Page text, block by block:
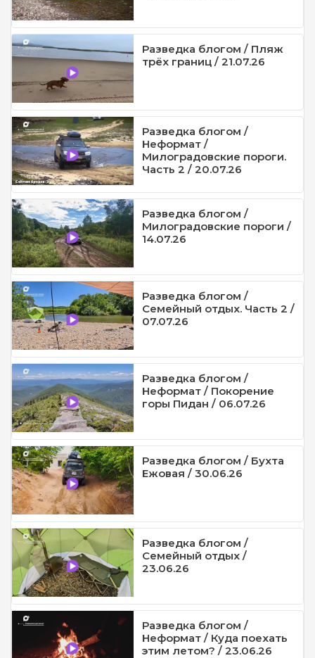
Разведка блогом / Пляж
трёх границ / 21.07.26
Разведка блогом /
Неформат /
Милоградовские пороги.
Часть 2 / 20.07.26
Разведка блогом /
Милоградовские пороги /
14.07.26
Разведка блогом /
Семейный отдых. Часть 2 /
07.07.26
Разведка блогом /
Неформат / Покорение
горы Пидан / 06.07.26
Разведка блогом / Бухта
Ежовая / 30.06.26
Разведка блогом /
Семейный отдых /
23.06.26
Разведка блогом /
Неформат / Куда поехать
этим летом? / 23.06.26